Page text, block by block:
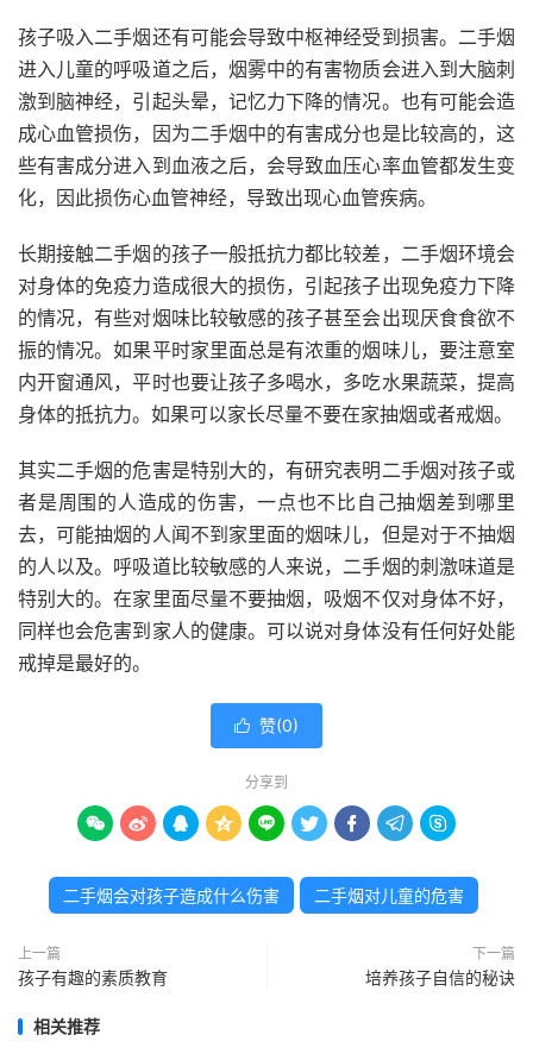
孩子吸入二手烟还有可能会导致中枢神经受到损害。二手烟
进入儿童的呼吸道之后，烟雾中的有害物质会进入到大脑刺
激到脑神经，引起头晕，记忆力下降的情况。也有可能会造
成心血管损伤，因为二手烟中的有害成分也是比较高的，这
些有害成分进入到血液之后，会导致血压心率血管都发生变
化，因此损伤心血管神经，导致出现心血管疾病。
长期接触二手烟的孩子一般抵抗力都比较差，二手烟环境会
对身体的免疫力造成很大的损伤，引起孩子出现免疫力下降
的情况，有些对烟味比较敏感的孩子甚至会出现厌食食欲不
振的情况。如果平时家里面总是有浓重的烟味儿，要注意室
内开窗通风，平时也要让孩子多喝水，多吃水果蔬菜，提高
身体的抵抗力。如果可以家长尽量不要在家抽烟或者戒烟。
其实二手烟的危害是特别大的，有研究表明二手烟对孩子或
者是周围的人造成的伤害，一点也不比自己抽烟差到哪里
去，可能抽烟的人闻不到家里面的烟味儿，但是对于不抽烟
的人以及。呼吸道比较敏感的人来说，二手烟的刺激味道是
特别大的。在家里面尽量不要抽烟，吸烟不仅对身体不好，
同样也会危害到家人的健康。可以说对身体没有任何好处能
戒掉是最好的。
 赞(0)
分享到
        
二手烟会对孩子造成什么伤害 二手烟对儿童的危害
上一篇
孩子有趣的素质教育
下一篇
培养孩子自信的秘诀
相关推荐